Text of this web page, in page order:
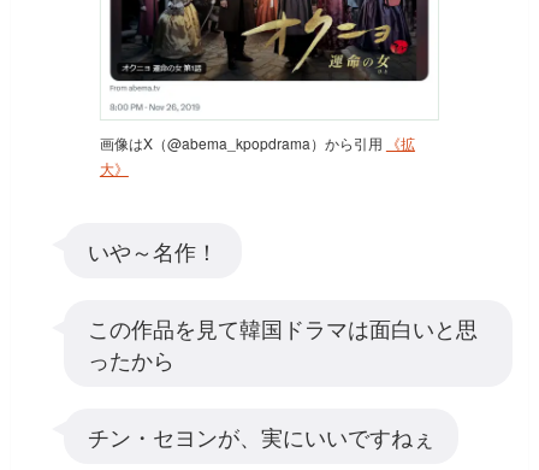
画像はX（@abema_kpopdrama）から引用
《拡
大》
いや～名作！
この作品を見て韓国ドラマは面白いと思
ったから
チン・セヨンが、実にいいですねぇ